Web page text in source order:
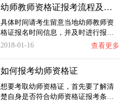
幼师教师资格证报考流程及考试时间安排
具体时间请考生留意当地幼师教师资
格证报名时间信息，并及时进行报…
2018-01-16
查看更多
如何报考幼师资格证
想要考取幼师资格证，首先要了解清
楚自身是否符合幼师资格证报考条…